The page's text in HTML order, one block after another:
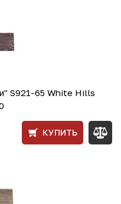
S921-65 White Hills
КУПИТЬ